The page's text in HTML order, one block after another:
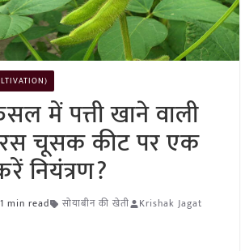
में पत्ती खाने वाली
रस चूसक कीट पर एक
नियंत्रण?
1 min read सोयाबीन की खेती Krishak Jagat